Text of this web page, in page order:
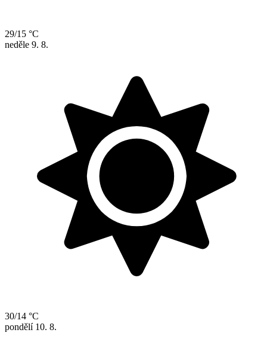
29/15 °C
neděle 9. 8.
30/14 °C
pondělí 10. 8.